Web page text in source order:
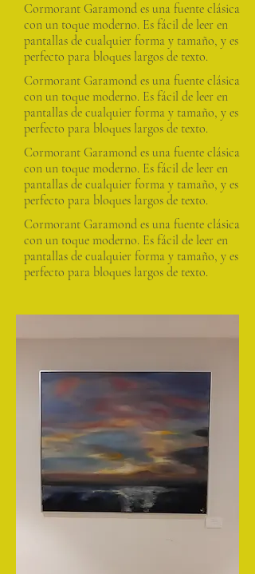
Cormorant Garamond es una fuente clásica
con un toque moderno. Es fácil de leer en
pantallas de cualquier forma y tamaño, y es
perfecto para bloques largos de texto.
Cormorant Garamond es una fuente clásica
con un toque moderno. Es fácil de leer en
pantallas de cualquier forma y tamaño, y es
perfecto para bloques largos de texto.
Cormorant Garamond es una fuente clásica
con un toque moderno. Es fácil de leer en
pantallas de cualquier forma y tamaño, y es
perfecto para bloques largos de texto.
Cormorant Garamond es una fuente clásica
con un toque moderno. Es fácil de leer en
pantallas de cualquier forma y tamaño, y es
perfecto para bloques largos de texto.